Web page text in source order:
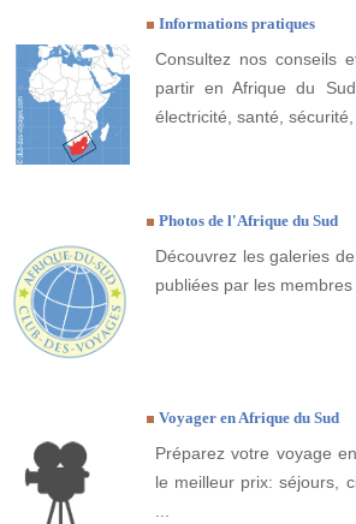
Informations pratiques
Consultez nos conseils
partir en Afrique du
électricité, santé,
Photos de l'Afrique du Sud
Découvrez les galeries
publiées par les
Voyager en Afrique du Sud
Préparez votre voyage
le meilleur prix: séjours,
...